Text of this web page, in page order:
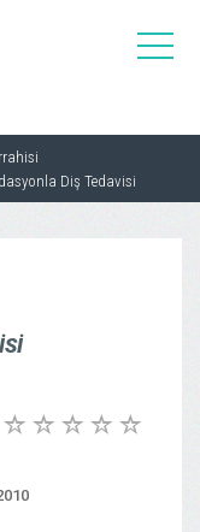
toggle
Diş Tedavisi